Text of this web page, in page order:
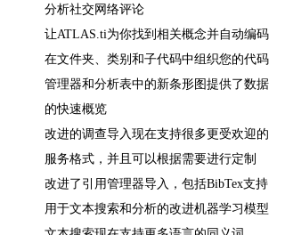
分析社交网络评论
让ATLAS.ti为你找到相关概念并自动编码
在文件夹、类别和子代码中组织您的代码
管理器和分析表中的新条形图提供了数据
的快速概览
改进的调查导入现在支持很多更受欢迎的
服务格式，并且可以根据需要进行定制
改进了引用管理器导入，包括BibTex支持
用于文本搜索和分析的改进机器学习模型